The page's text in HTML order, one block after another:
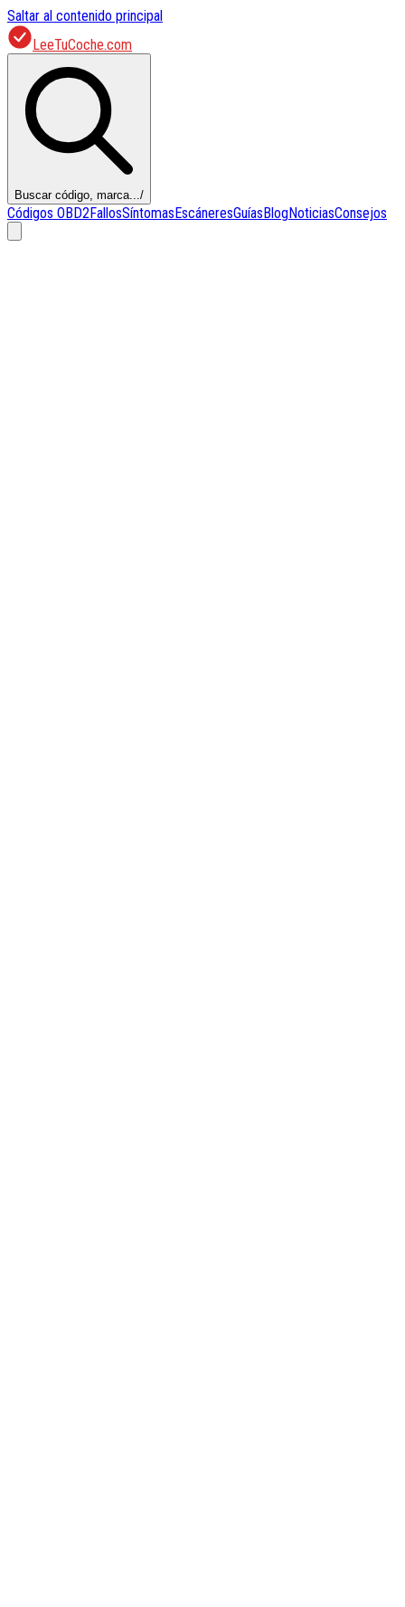
Saltar al contenido principal
LeeTuCoche.com
Buscar código, marca.../
Códigos OBD2FallosSíntomasEscáneresGuíasBlogNoticiasConsejos